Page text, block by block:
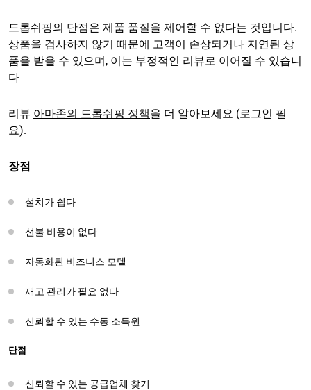
드롭쉬핑의 단점은 제품 품질을 제어할 수 없다는 것입니다.
상품을 검사하지 않기 때문에 고객이 손상되거나 지연된 상
품을 받을 수 있으며, 이는 부정적인 리뷰로 이어질 수 있습니
다
리뷰 아마존의 드롭쉬핑 정책을 더 알아보세요 (로그인 필
요).
장점
설치가 쉽다
선불 비용이 없다
자동화된 비즈니스 모델
재고 관리가 필요 없다
신뢰할 수 있는 수동 소득원
단점
신뢰할 수 있는 공급업체 찾기